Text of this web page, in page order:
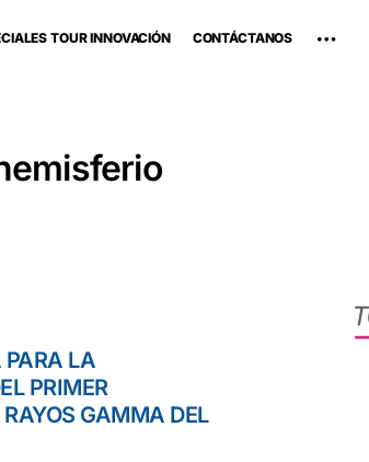
TOUR INNOVACIÓN CONTÁCTANOS
PARA LA
PRIMER
RAYOS GAMMA DEL